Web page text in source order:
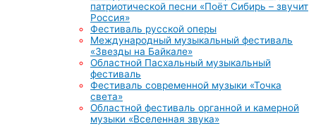
патриотической песни «Поёт Сибирь – звучит
Россия»
Фестиваль русской оперы
Международный музыкальный фестиваль
«Звезды на Байкале»
Областной Пасхальный музыкальный
фестиваль
Фестиваль современной музыки «Точка
света»
Областной фестиваль органной и камерной
музыки «Вселенная звука»